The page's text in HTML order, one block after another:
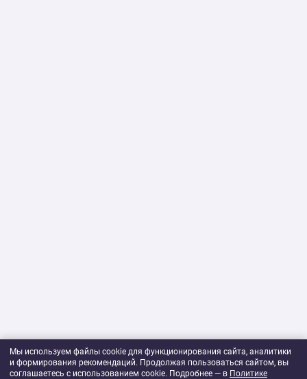
Мы используем файлы cookie для функционирования сайта, аналитики
и формирования рекомендаций. Продолжая пользоваться сайтом, вы
соглашаетесь с использованием cookie. Подробнее — в Политике